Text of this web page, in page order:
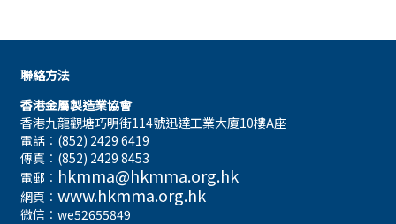
聯絡方法
香港金屬製造業協會
香港九龍觀塘巧明街114號迅達工業大廈10樓A座
電話︰(852) 2429 6419
傳真︰(852) 2429 8453
電郵︰ hkmma@hkmma.org.hk
網頁︰ www.hkmma.org.hk
微信︰we52655849